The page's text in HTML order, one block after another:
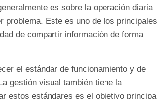
es sobre la operación diaria
problema. Este es uno de los principales
de compartir información de forma
el estándar de funcionamiento y de
gestión visual también tiene la
estos estándares es el objetivo principal